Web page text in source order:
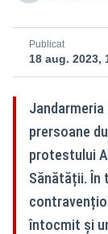
Publicat
18 aug. 2023,
prersoane
protestului
Sănătății. În
întocmit şi